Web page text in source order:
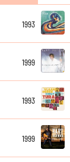
1993
1999
1993
1999